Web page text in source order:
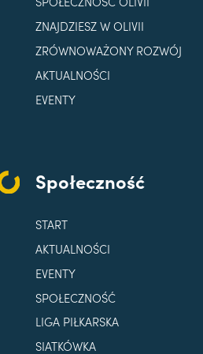
ZNAJDZIESZ W OLIVII
ZRÓWNOWAŻONY ROZWÓJ
AKTUALNOŚCI
EVENTY
Społeczność
START
AKTUALNOŚCI
EVENTY
SPOŁECZNOŚĆ
LIGA PIŁKARSKA
SIATKÓWKA